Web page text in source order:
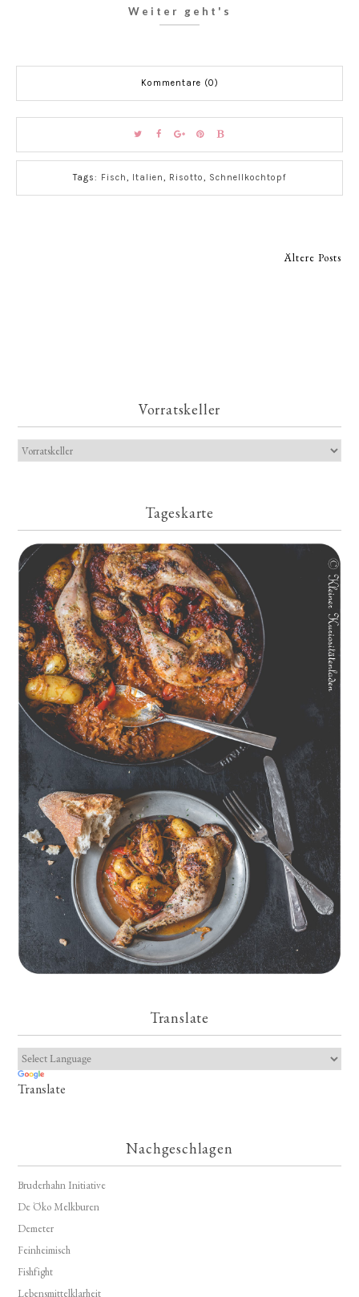
Weiter geht's
Kommentare (0)
Tags: Fisch, Italien, Risotto, Schnellkochtopf
Ältere Posts
Vorratskeller
Tageskarte
Geschmorte Hähnchenschenkel auf Paprikakraut und kleinen
Kartoffeln
Translate
Translate
Nachgeschlagen
Bruderhahn Initiative
De Öko Melkburen
Demeter
Feinheimisch
Fishfight
Lebensmittelklarheit